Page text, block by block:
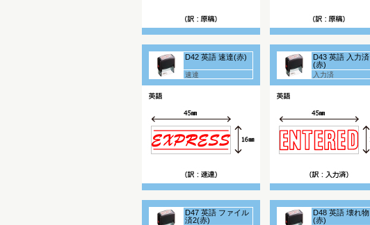
D42 英語 速達(赤)
速達
D43 英語 入力済
(赤)
入力済
D47 英語 ファイル
済2(赤)
D48 英語 壊れ物
(赤)